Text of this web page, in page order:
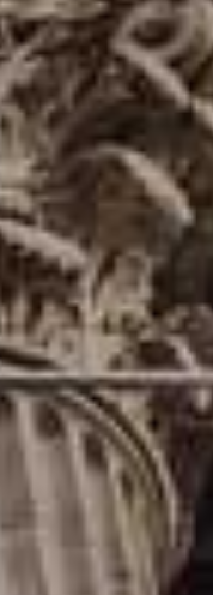
to iste každý
si vysvetlíme, čo je